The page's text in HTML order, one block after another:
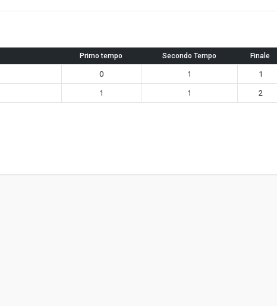
Primo tempo Secondo Tempo Finale
0 1 1
1 1 2